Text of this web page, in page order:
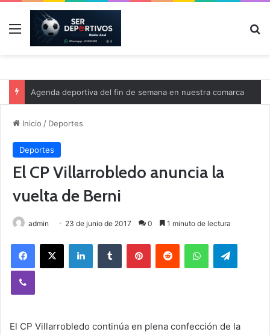
Menú
Agenda deportiva del fin de semana en nuestra comarca
Inicio / Deportes
Deportes
El CP Villarrobledo anuncia la
vuelta de Berni
admin 23 de junio de 2017 0 1 minuto de lectura
El CP Villarrobledo continúa en plena confección de la